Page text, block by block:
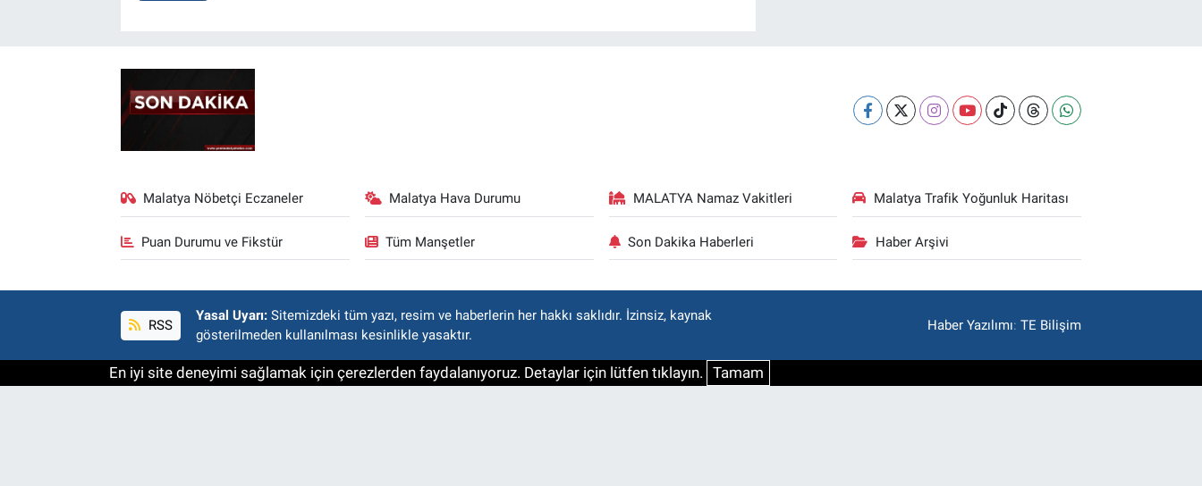
Malatya Nöbetçi Eczaneler Malatya Hava Durumu MALATYA Namaz Vakitleri Malatya Trafik Yoğunluk Haritası
Puan Durumu ve Fikstür Tüm Manşetler Son Dakika Haberleri Haber Arşivi
RSS
Yasal Uyarı: Sitemizdeki tüm yazı, resim ve haberlerin her hakkı saklıdır. İzinsiz, kaynak
gösterilmeden kullanılması kesinlikle yasaktır.
Haber Yazılımı:TE Bilişim
En iyi site deneyimi sağlamak için çerezlerden faydalanıyoruz. Detaylar için lütfen tıklayın. Tamam